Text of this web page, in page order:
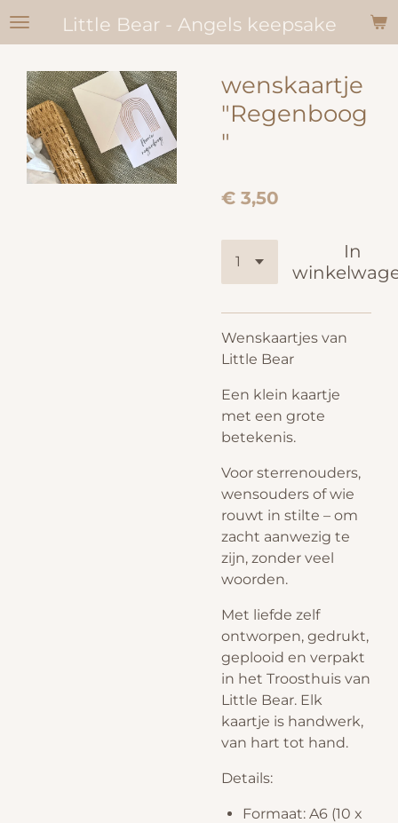
Ga
hoofdinhoud
Little Bear - Angels keepsake
wenskaartje
"Regenboog
"
€ 3,50
In
Wenskaartjes van
Little Bear
Een klein kaartje
met een grote
betekenis.
Voor sterrenouders,
wensouders of wie
rouwt in stilte – om
zacht aanwezig te
zijn, zonder veel
woorden.
Met liefde zelf
ontworpen, gedrukt,
geplooid en verpakt
in het Troosthuis van
Little Bear. Elk
kaartje is handwerk,
van hart tot hand.
Details:
Formaat: A6 (10 x